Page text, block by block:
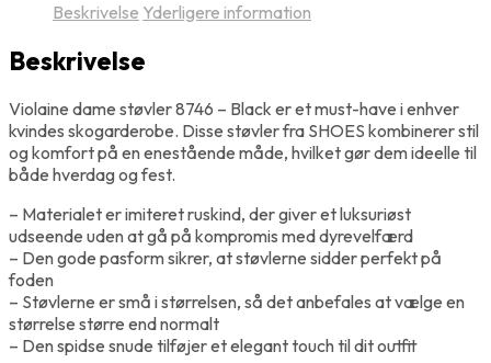
Beskrivelse Yderligere information
Beskrivelse
Violaine dame støvler 8746 – Black er et must-have i enhver
kvindes skogarderobe. Disse støvler fra SHOES kombinerer stil
og komfort på en enestående måde, hvilket gør dem ideelle til
både hverdag og fest.
– Materialet er imiteret ruskind, der giver et luksuriøst
udseende uden at gå på kompromis med dyrevelfærd
– Den gode pasform sikrer, at støvlerne sidder perfekt på
foden
– Støvlerne er små i størrelsen, så det anbefales at vælge en
størrelse større end normalt
– Den spidse snude tilføjer et elegant touch til dit outfit